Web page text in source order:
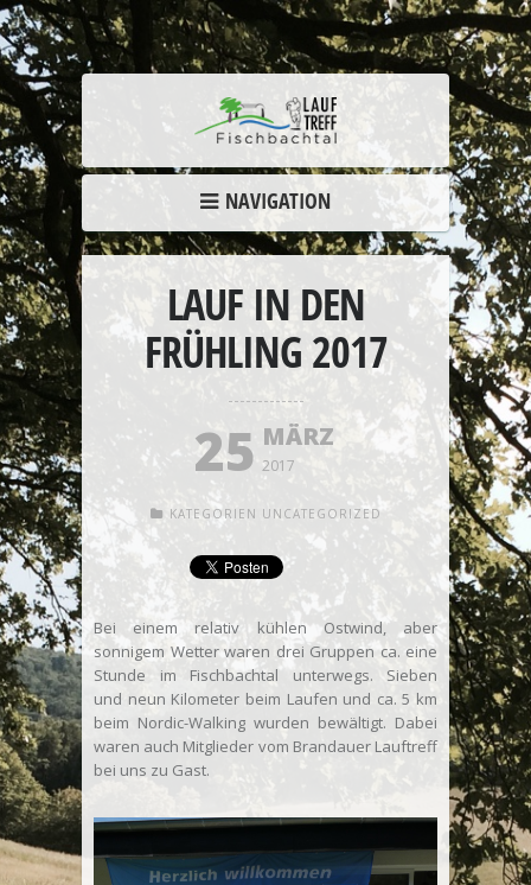
NAVIGATION
LAUF IN DEN
FRÜHLING 2017
25 MÄRZ
2017
KATEGORIEN UNCATEGORIZED
Bei einem relativ kühlen Ostwind, aber
sonnigem Wetter waren drei Gruppen ca. eine
Stunde im Fischbachtal unterwegs. Sieben
und neun Kilometer beim Laufen und ca. 5 km
beim Nordic-Walking wurden bewältigt. Dabei
waren auch Mitglieder vom Brandauer Lauftreff
bei uns zu Gast.